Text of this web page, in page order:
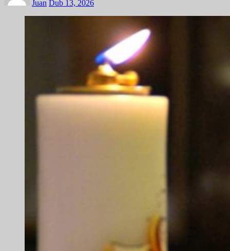
Juan Dub 13, 2026